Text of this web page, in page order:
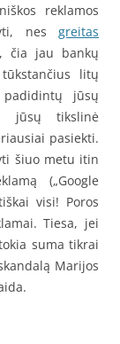
reklamos
nes greitas
čia jau bankų
litų
jūsų
jūsų tikslinė
pasiekti.
šiuo metu itin
(„Google
visi! Poros
Tiesa, jei
suma tikrai
Marijos